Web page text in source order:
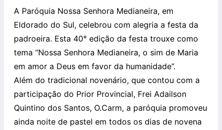
A Paróquia Nossa Senhora Medianeira, em
Eldorado do Sul, celebrou com alegria a festa da
padroeira. Esta 40° edição da festa trouxe como
tema “Nossa Senhora Medianeira, o sim de Maria
em amor a Deus em favor da humanidade”.
Além do tradicional novenário, que contou com a
participação do Prior Provincial, Frei Adailson
Quintino dos Santos, O.Carm, a paróquia promoveu
ainda noite de pastel em todos os dias de novena